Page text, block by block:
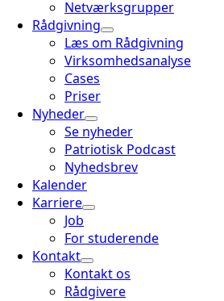
Netværksgrupper
Rådgivning
Læs om Rådgivning
Virksomhedsanalyse
Cases
Priser
Nyheder
Se nyheder
Patriotisk Podcast
Nyhedsbrev
Kalender
Karriere
Job
For studerende
Kontakt
Kontakt os
Rådgivere